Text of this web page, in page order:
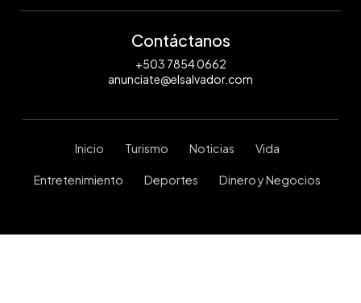
Contáctanos
+503 7854 0662
anunciate@elsalvador.com
Inicio Turismo Noticias Vida
Entretenimiento Deportes Dinero y Negocios